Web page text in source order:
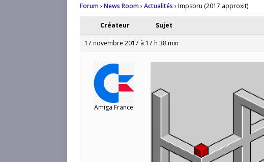
Forum› News Room› Actualités › Impsbru (2017 approxit)
Créateur Sujet
17 novembre 2017 à 17 h 38 min
Amiga France